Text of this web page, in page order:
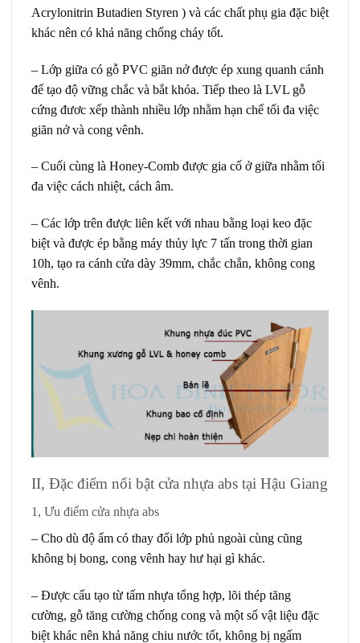
Acrylonitrin Butadien Styren ) và các chất phụ gia đặc biệt
khác nên có khả năng chống cháy tốt.
– Lớp giữa có gỗ PVC giãn nở được ép xung quanh cánh
để tạo độ vững chắc và bắt khóa. Tiếp theo là LVL gỗ
cứng đươc xếp thành nhiều lớp nhằm hạn chế tối đa việc
giãn nở và cong vênh.
– Cuối cùng là Honey-Comb được gia cố ở giữa nhằm tối
đa việc cách nhiệt, cách âm.
– Các lớp trên được liên kết với nhau bằng loại keo đặc
biệt và được ép bằng máy thủy lực 7 tấn trong thời gian
10h, tạo ra cánh cửa dày 39mm, chắc chắn, không cong
vênh.
II, Đặc điểm nổi bật cửa nhựa abs tại Hậu Giang
1, Ưu điểm cửa nhựa abs
– Cho dù độ ẩm có thay đổi lớp phủ ngoài cùng cũng
không bị bong, cong vênh hay hư hại gì khác.
– Được cấu tạo từ tấm nhựa tổng hợp, lõi thép tăng
cường, gỗ tăng cường chống cong và một số vật liệu đặc
biệt khác nên khả năng chiu nước tốt, không bị ngấm